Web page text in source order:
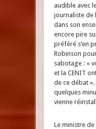
audible avec
journaliste de
dans son
encore pire
préféré s’en
Robinson
sabotage : «
et la CENIT
de ce débat
quelques
vienne
Le ministre de